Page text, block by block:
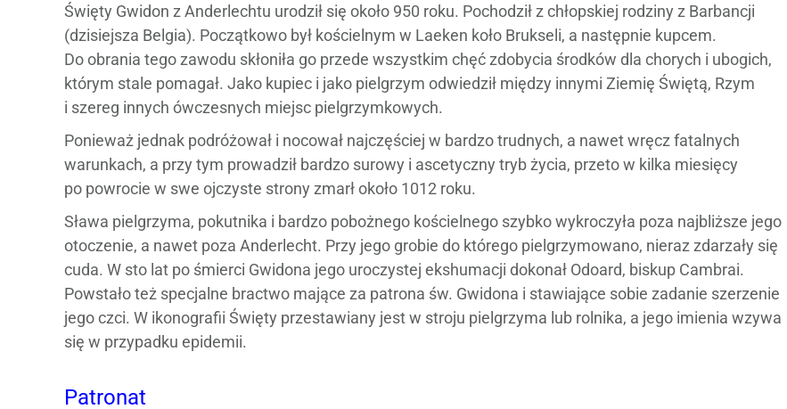
Święty Gwidon z Anderlechtu urodził się około 950 roku. Pochodził z chłopskiej rodziny z Barbancji
(dzisiejsza Belgia). Początkowo był kościelnym w Laeken koło Brukseli, a następnie kupcem.
Do obrania tego zawodu skłoniła go przede wszystkim chęć zdobycia środków dla chorych i ubogich,
którym stale pomagał. Jako kupiec i jako pielgrzym odwiedził między innymi Ziemię Świętą, Rzym
i szereg innych ówczesnych miejsc pielgrzymkowych.
Ponieważ jednak podróżował i nocował najczęściej w bardzo trudnych, a nawet wręcz fatalnych
warunkach, a przy tym prowadził bardzo surowy i ascetyczny tryb życia, przeto w kilka miesięcy
po powrocie w swe ojczyste strony zmarł około 1012 roku.
Sława pielgrzyma, pokutnika i bardzo pobożnego kościelnego szybko wykroczyła poza najbliższe jego
otoczenie, a nawet poza Anderlecht. Przy jego grobie do którego pielgrzymowano, nieraz zdarzały się
cuda. W sto lat po śmierci Gwidona jego uroczystej ekshumacji dokonał Odoard, biskup Cambrai.
Powstało też specjalne bractwo mające za patrona św. Gwidona i stawiające sobie zadanie szerzenie
jego czci. W ikonografii Święty przestawiany jest w stroju pielgrzyma lub rolnika, a jego imienia wzywa
się w przypadku epidemii.
Patronat